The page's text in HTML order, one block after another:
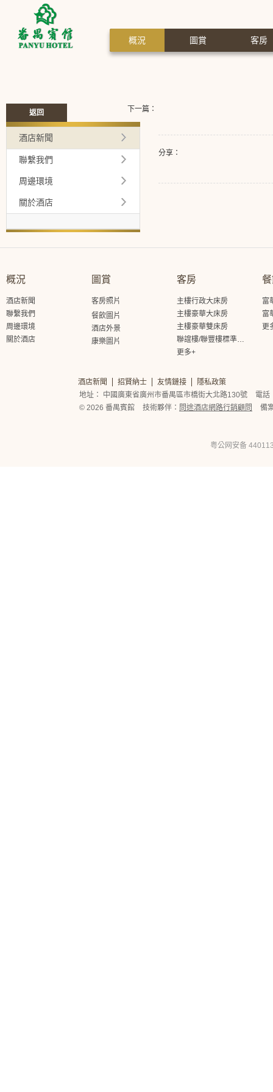
概況 圖賞 客房
分享：
下一篇：
返回
酒店新聞
聯繫我們
周邊環境
關於酒店
概況
酒店新聞
聯繫我們
周邊環境
關於酒店
圖賞
客房照片
餐飲圖片
酒店外景
康樂圖片
客房
主樓行政大床房
主樓豪華大床房
主樓豪華雙床房
聯誼樓/聯豐樓標準大床房
更多+
富
富
更
酒店新聞 招賢納士 友情鏈接
隱私政策
地址： 中國廣東省廣州市番禺區市橋街大北路130號
電話
© 2026 番禺賓館
技術夥伴： 問途酒店網路行銷顧問 備
粤公网安备